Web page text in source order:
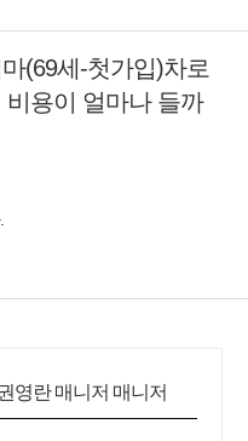
(69세-첫가입)차로
용이 얼마나 들까
영란 매니저 매니저